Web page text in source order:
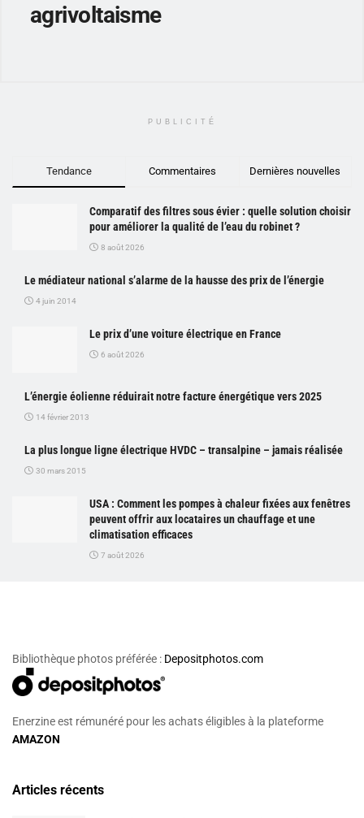
agrivoltaisme
PUBLICITÉ
Tendance Commentaires Dernières nouvelles
Comparatif des filtres sous évier : quelle solution choisir
pour améliorer la qualité de l’eau du robinet ?
8 août 2026
Le médiateur national s’alarme de la hausse des prix de l’énergie
4 juin 2014
Le prix d’une voiture électrique en France
6 août 2026
L’énergie éolienne réduirait notre facture énergétique vers 2025
14 février 2013
La plus longue ligne électrique HVDC – transalpine – jamais réalisée
30 mars 2015
USA : Comment les pompes à chaleur fixées aux fenêtres
peuvent offrir aux locataires un chauffage et une
climatisation efficaces
7 août 2026
Bibliothèque photos préférée : Depositphotos.com
Enerzine est rémunéré pour les achats éligibles à la plateforme
AMAZON
Articles récents